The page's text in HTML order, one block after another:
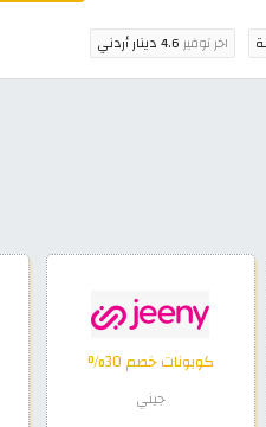
اخر توفير4.6 دينار أردني
كوبونات خصم 30%
جيني